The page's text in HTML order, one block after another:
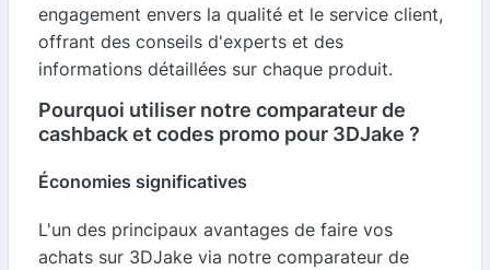
engagement envers la qualité et le service client,
offrant des conseils d'experts et des
informations détaillées sur chaque produit.
Pourquoi utiliser notre comparateur de
cashback et codes promo pour 3DJake ?
Économies significatives
L'un des principaux avantages de faire vos
achats sur 3DJake via notre comparateur de